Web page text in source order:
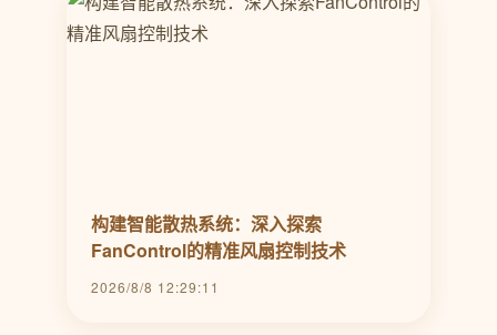
构建智能散热系统：深入探索
FanControl的精准风扇控制技术
2026/8/8 12:29:11